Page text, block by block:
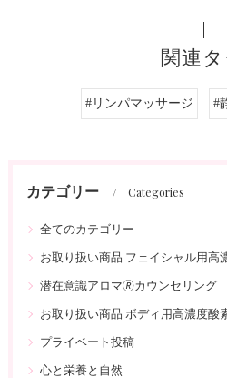
関連
#リンパマッサージ #
カテゴリー Categories
全てのカテゴリー
お取り扱い商品 フェイシャル用
潜在意識アロマ🄬カウンセリング
お取り扱い商品 ボディ用高濃度
プライベート投稿
心と栄養と自然